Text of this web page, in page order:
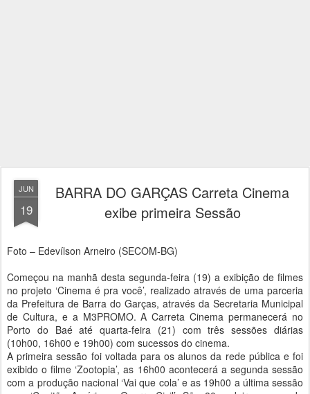
JUN
19
BARRA DO GARÇAS Carreta Cinema
exibe primeira Sessão
Foto – Edevílson Arneiro (SECOM-BG)
Começou na manhã desta segunda-feira (19) a exibição de filmes
no projeto ‘Cinema é pra você’, realizado através de uma parceria
da Prefeitura de Barra do Garças, através da Secretaria Municipal
de Cultura, e a M3PROMO. A Carreta Cinema permanecerá no
Porto do Baé até quarta-feira (21) com três sessões diárias
(10h00, 16h00 e 19h00) com sucessos do cinema.
A primeira sessão foi voltada para os alunos da rede pública e foi
exibido o filme ‘Zootopia’, as 16h00 acontecerá a segunda sessão
com a produção nacional ‘Vai que cola’ e as 19h00 a última sessão